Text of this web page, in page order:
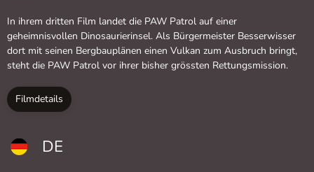
In ihrem dritten Film landet die PAW Patrol auf einer
geheimnisvollen Dinosaurierinsel. Als Bürgermeister Besserwisser
dort mit seinen Bergbauplänen einen Vulkan zum Ausbruch bringt,
steht die PAW Patrol vor ihrer bisher grössten Rettungsmission.
Filmdetails
DE